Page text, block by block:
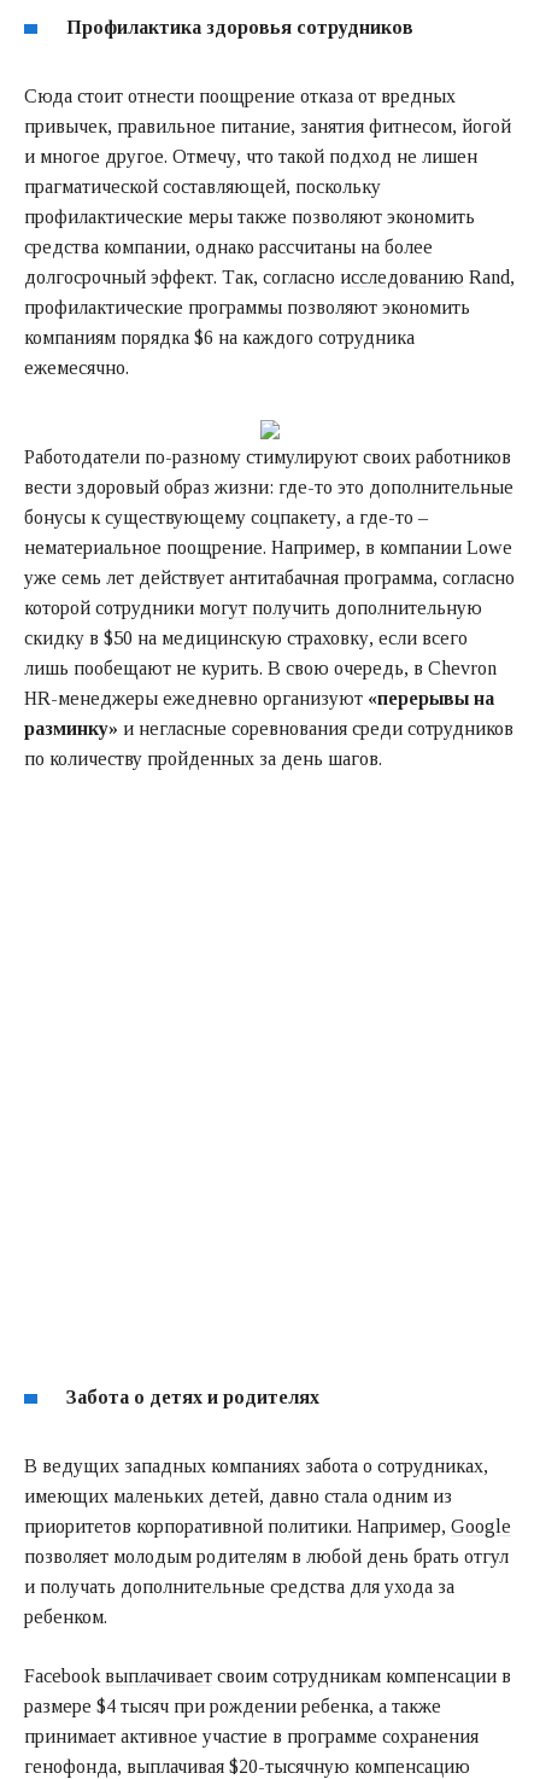
Профилактика здоровья сотрудников
Сюда стоит отнести поощрение отказа от вредных
привычек, правильное питание, занятия фитнесом, йогой
и многое другое. Отмечу, что такой подход не лишен
прагматической составляющей, поскольку
профилактические меры также позволяют экономить
средства компании, однако рассчитаны на более
долгосрочный эффект. Так, согласно исследованию Rand,
профилактические программы позволяют экономить
компаниям порядка $6 на каждого сотрудника
ежемесячно.
Работодатели по-разному стимулируют своих работников
вести здоровый образ жизни: где-то это дополнительные
бонусы к существующему соцпакету, а где-то –
нематериальное поощрение. Например, в компании Lowe
уже семь лет действует антитабачная программа, согласно
которой сотрудники могут получить дополнительную
скидку в $50 на медицинскую страховку, если всего
лишь пообещают не курить. В свою очередь, в Chevron
HR-менеджеры ежедневно организуют «перерывы на
разминку» и негласные соревнования среди сотрудников
по количеству пройденных за день шагов.
Забота о детях и родителях
В ведущих западных компаниях забота о сотрудниках,
имеющих маленьких детей, давно стала одним из
приоритетов корпоративной политики. Например, Google
позволяет молодым родителям в любой день брать отгул
и получать дополнительные средства для ухода за
ребенком.
Facebookвыплачивает своим сотрудникам компенсации в
размере $4 тысяч при рождении ребенка, а также
принимает активное участие в программе сохранения
генофонда, выплачивая $20-тысячную компенсацию